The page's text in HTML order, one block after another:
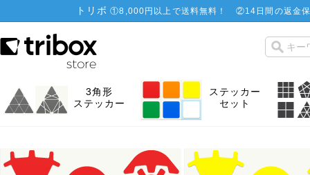
トリボ ①8,000円以上で送料無料！ ②14日間の返金
3角形
ステッカー
ステッカー
セット